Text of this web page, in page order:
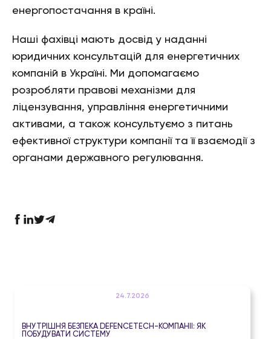
енергопостачання в країні.
Наші фахівці мають досвід у наданні
юридичних консультацій для енергетичних
компаній в Україні. Ми допомагаємо
розробляти правові механізми для
ліцензування, управління енергетичними
активами, а також консультуємо з питань
ефективної структури компанії та її взаємодії з
органами державного регулювання.
24.7.2026
ВНУТРІШНЯ БЕЗПЕКА DEFENCETECH-КОМПАНІЇ: ЯК
ПОБУДУВАТИ СИСТЕМУ